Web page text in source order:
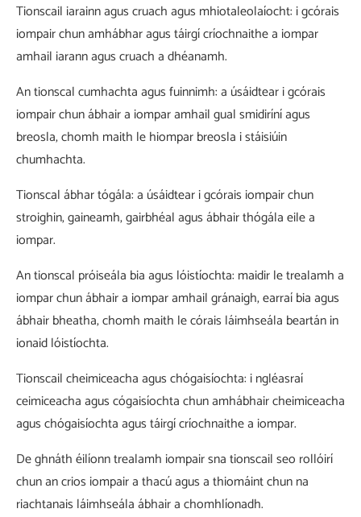
Tionscail iarainn agus cruach agus mhiotaleolaíocht: i gcórais
iompair chun amhábhar agus táirgí críochnaithe a iompar
amhail iarann ​​agus cruach a dhéanamh.
An tionscal cumhachta agus fuinnimh: a úsáidtear i gcórais
iompair chun ábhair a iompar amhail gual smidiríní agus
breosla, chomh maith le hiompar breosla i stáisiúin
chumhachta.
Tionscal ábhar tógála: a úsáidtear i gcórais iompair chun
stroighin, gaineamh, gairbhéal agus ábhair thógála eile a
iompar.
An tionscal próiseála bia agus lóistíochta: maidir le trealamh a
iompar chun ábhair a iompar amhail gránaigh, earraí bia agus
ábhair bheatha, chomh maith le córais láimhseála beartán in
ionaid lóistíochta.
Tionscail cheimiceacha agus chógaisíochta: i ngléasraí
ceimiceacha agus cógaisíochta chun amhábhair cheimiceacha
agus chógaisíochta agus táirgí críochnaithe a iompar.
De ghnáth éilíonn trealamh iompair sna tionscail seo rollóirí
chun an crios iompair a thacú agus a thiomáint chun na
riachtanais láimhseála ábhair a chomhlíonadh.